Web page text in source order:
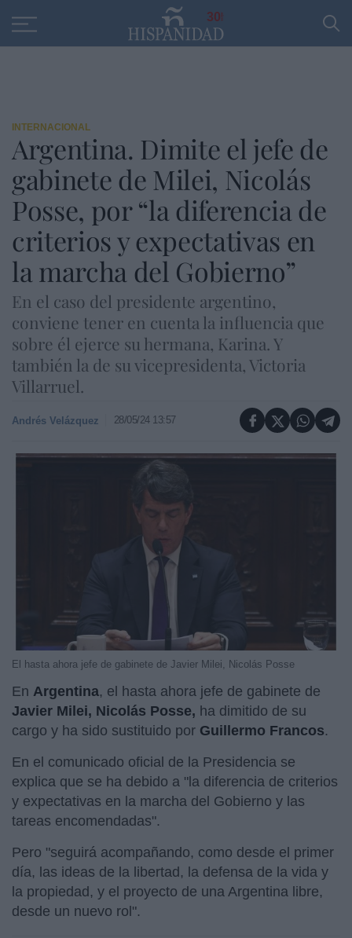
30
INTERNACIONAL
Argentina. Dimite el jefe de
gabinete de Milei, Nicolás
Posse, por “la diferencia de
criterios y expectativas en
la marcha del Gobierno”
En el caso del presidente argentino,
conviene tener en cuenta la influencia que
sobre él ejerce su hermana, Karina. Y
también la de su vicepresidenta, Victoria
Villarruel.
Andrés Velázquez 28/05/24 13:57
El hasta ahora jefe de gabinete de Javier Milei, Nicolás Posse
En Argentina, el hasta ahora jefe de gabinete de
Javier Milei, Nicolás Posse, ha dimitido de su
cargo y ha sido sustituido por Guillermo Francos.
En el comunicado oficial de la Presidencia se
explica que se ha debido a "la diferencia de criterios
y expectativas en la marcha del Gobierno y las
tareas encomendadas".
Pero "seguirá acompañando, como desde el primer
día, las ideas de la libertad, la defensa de la vida y
la propiedad, y el proyecto de una Argentina libre,
desde un nuevo rol".